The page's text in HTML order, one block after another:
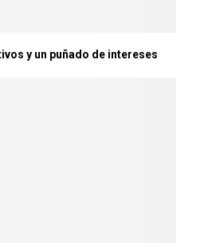
y un puñado de intereses